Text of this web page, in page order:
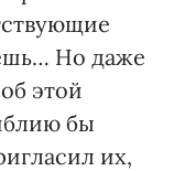
Но даже
этой
бы
их,